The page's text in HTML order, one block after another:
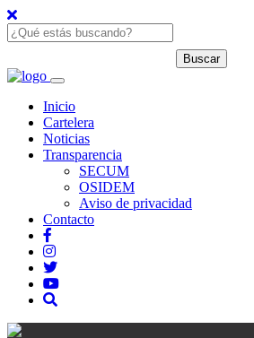
Inicio
Cartelera
Noticias
Transparencia
SECUM
OSIDEM
Aviso de privacidad
Contacto